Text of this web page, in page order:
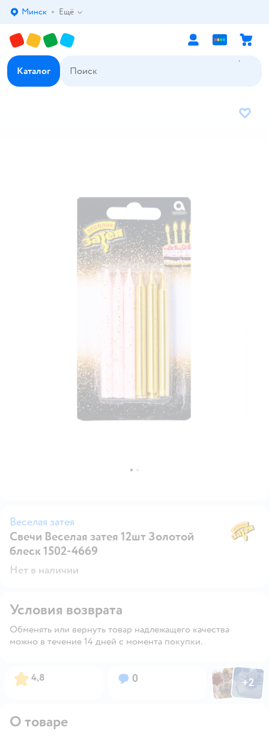
Выбор адреса доставки.
Минск Ещё
Каталог
В
Веселая затея
Свечи Веселая затея 12шт Золотой
блеск 1502-4669
Нет в наличии
Условия возврата
Обменять или вернуть товар надлежащего качества
можно в течение 14 дней с момента покупки.
Рейтинг:
4,8 Вопросов:
0 ФотоФото
+2
О товаре